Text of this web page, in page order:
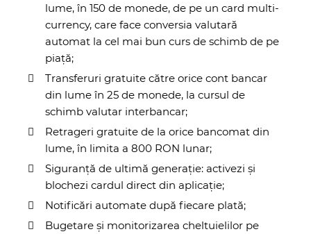
lume, în 150 de monede, de pe un card multi-
currency, care face conversia valutară
automat la cel mai bun curs de schimb de pe
piață;
Transferuri gratuite către orice cont bancar
din lume în 25 de monede, la cursul de
schimb valutar interbancar;
Retrageri gratuite de la orice bancomat din
lume, în limita a 800 RON lunar;
Siguranță de ultimă generație: activezi și
blochezi cardul direct din aplicație;
Notificări automate după fiecare plată;
Bugetare și monitorizarea cheltuielilor pe